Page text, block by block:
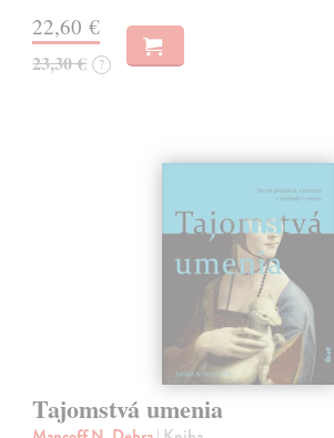
22,60 €
23,30 € ?
Tajomstvá umenia